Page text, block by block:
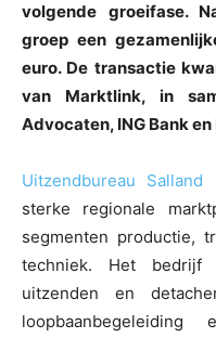
volgende groeifase.
groep een
euro. De transactie
van Marktlink, in
Advocaten, ING Bank
Uitzendbureau Salland
sterke regionale
segmenten productie,
techniek. Het bedrijf
uitzenden en